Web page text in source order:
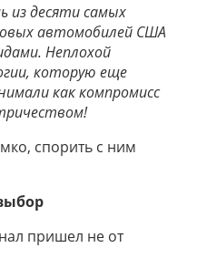
из десяти самых
автомобилей США
Неплохой
которую еще
как компромисс
!
спорить с ним
пришел не от